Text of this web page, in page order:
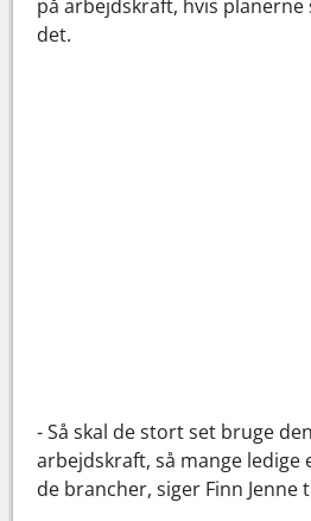
på arbejdskraft, hvis planerne
det.
- Så skal de stort set bruge
arbejdskraft, så mange ledige
de brancher, siger Finn Jenne